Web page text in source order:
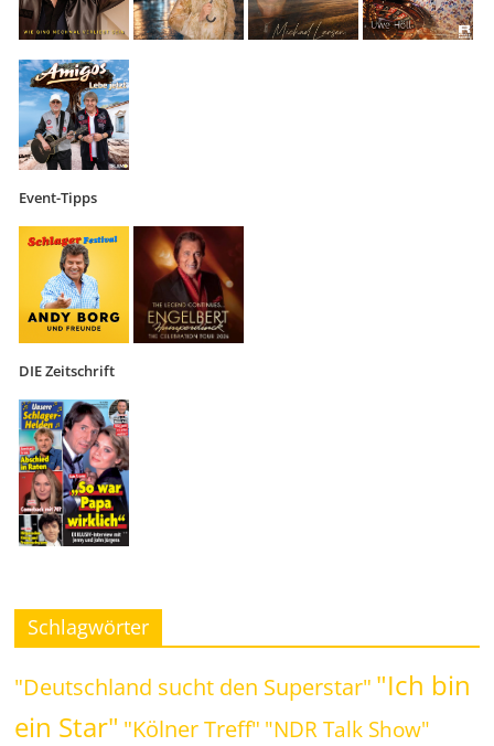
Event-Tipps
DIE Zeitschrift
Schlagwörter
"Deutschland sucht den Superstar" "Ich bin
ein Star" "Kölner Treff" "NDR Talk Show"